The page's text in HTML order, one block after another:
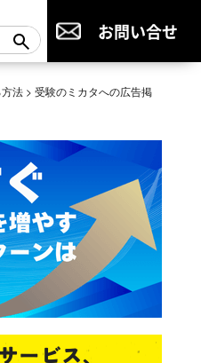
お問い合せ
法 > 受験のミカタへの広告掲